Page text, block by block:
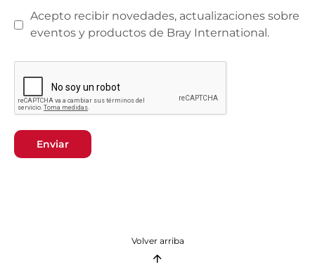
Acepto recibir novedades, actualizaciones sobre
eventos y productos de Bray International.
Enviar
Volver arriba